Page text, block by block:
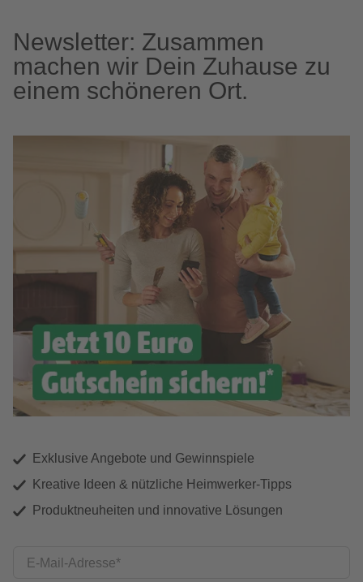
Newsletter: Zusammen
machen wir Dein Zuhause zu
einem schöneren Ort.
Exklusive Angebote und Gewinnspiele
Kreative Ideen & nützliche Heimwerker-Tipps
Produktneuheiten und innovative Lösungen
E-Mail-Adresse